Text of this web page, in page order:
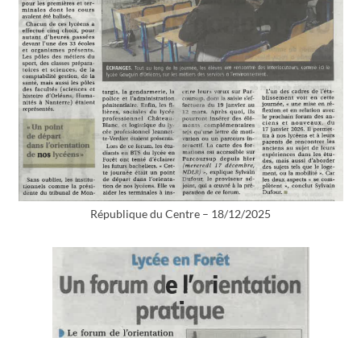
République du Centre – 18/12/2025